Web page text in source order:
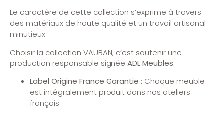
Le caractère de cette collection s’exprime à travers
des matériaux de haute qualité et un travail artisanal
minutieux
Choisir la collection VAUBAN, c’est soutenir une
production responsable signée ADL Meubles:
Label Origine France Garantie : Chaque meuble
est intégralement produit dans nos ateliers
français.